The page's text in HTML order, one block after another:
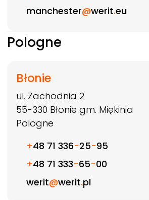
manchester@werit.eu
Pologne
Błonie
ul. Zachodnia 2
55-330 Błonie gm. Miękinia
Pologne
+48 71 336-25-95
+48 71 333-65-00
werit@werit.pl